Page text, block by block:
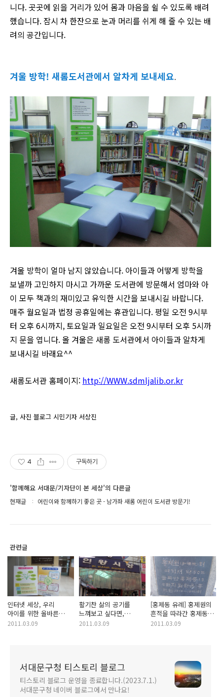
니다. 곳곳에 읽을 거리가 있어 몸과 마음을 쉴 수 있도록 배려
했습니다. 잠시 차 한잔으로 눈과 머리를 쉬게 해 줄 수 있는 배
려의 공간입니다.
겨울 방학! 새롬도서관에서 알차게 보내세요.
겨울 방학이 얼마 남지 않았습니다. 아이들과 어떻게 방학을
보낼까 고민하지 마시고 가까운 도서관에 방문해서 엄마와 아
이 모두 책과의 재미있고 유익한 시간을 보내시길 바랍니다.
매주 월요일과 법정 공휴일에는 휴관입니다. 평일 오전 9시부
터 오후 6시까지, 토요일과 일요일은 오전 9시부터 오후 5시까
지 문을 엽니다. 올 겨울은 새롬 도서관에서 아이들과 알차게
보내시길 바래요^^
새롬도서관 홈페이지: http://WWW.sdmljalib.or.kr
글, 사진 블로그 시민기자 서상진
4 구독하기
'함께해요 서대문/기자단이 본 세상'의 다른글
현재글 어린이와 함께하기 좋은 곳 - 남가좌 새롬 어린이 도서관 방문기!
관련글
인터넷 세상, 우리
아이를 위한 올바른
성교육을 위하여!
2011.03.09
활기찬 삶의 공기를
느껴보고 싶다면,
서대문구 인왕시장으로
2011.03.09
[홍제동 유례] 홍제원의
흔적을 따라간 홍제동
길에서
2011.03.09
서대문구청 티스토리 블로그
티스토리 블로그 운영을 종료합니다.(2023.7.1.)
서대문구청 네이버 블로그에서 만나요!